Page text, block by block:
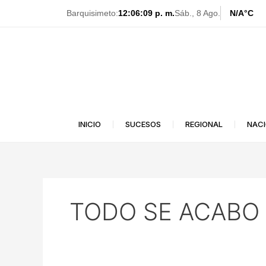
Barquisimeto:12:06:09 p. m.Sáb., 8 Ago. N/A°C
INICIO SUCESOS REGIONAL
TODO SE ACABO